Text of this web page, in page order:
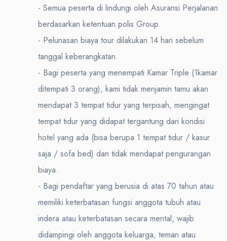
- Semua peserta di lindungi oleh Asuransi Perjalanan
berdasarkan ketentuan polis Group.
- Pelunasan biaya tour dilakukan 14 hari sebelum
tanggal keberangkatan.
- Bagi peserta yang menempati Kamar Triple (1kamar
ditempati 3 orang), kami tidak menjamin tamu akan
mendapat 3 tempat tidur yang terpisah, mengingat
tempat tidur yang didapat tergantung dari kondisi
hotel yang ada (bisa berupa 1 tempat tidur / kasur
saja / sofa bed) dan tidak mendapat pengurangan
biaya.
- Bagi pendaftar yang berusia di atas 70 tahun atau
memiliki keterbatasan fungsi anggota tubuh atau
indera atau keterbatasan secara mental, wajib
didampingi oleh anggota keluarga, teman atau